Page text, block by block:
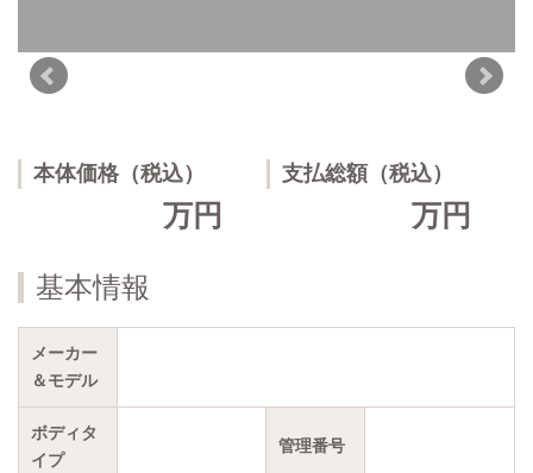
本体価格（税込）
万円
支払総額（税込）
万円
基本情報
メーカー
＆モデル
ボディタ
イプ
管理番号